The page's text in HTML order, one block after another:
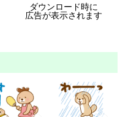
ダウンロード時に
広告が表示されます